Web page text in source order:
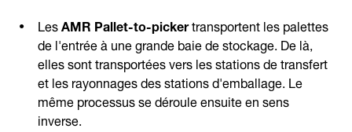
LesAMR Pallet-to-pickertransportent les palettes
de l'entrée à une grande baie de stockage. De là,
elles sont transportées vers les stations de transfert
et les rayonnages des stations d'emballage. Le
même processus se déroule ensuite en sens
inverse.